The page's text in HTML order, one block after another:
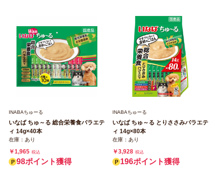
INABAちゅーる
いなば ちゅ～る 総合栄養食バラエテ
ィ 14g×40本
在庫：あり
￥1,965 税込
98ポイント獲得
INABAちゅーる
いなば ちゅ～る とりささみバラエテ
ィ 14g×80本
在庫：あり
￥3,928 税込
196ポイント獲得